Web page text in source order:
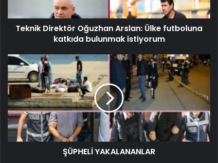
Teknik Direktör Oğuzhan Arslan: Ülke futboluna
katkıda bulunmak istiyorum
ŞÜPHELİ YAKALANANLAR